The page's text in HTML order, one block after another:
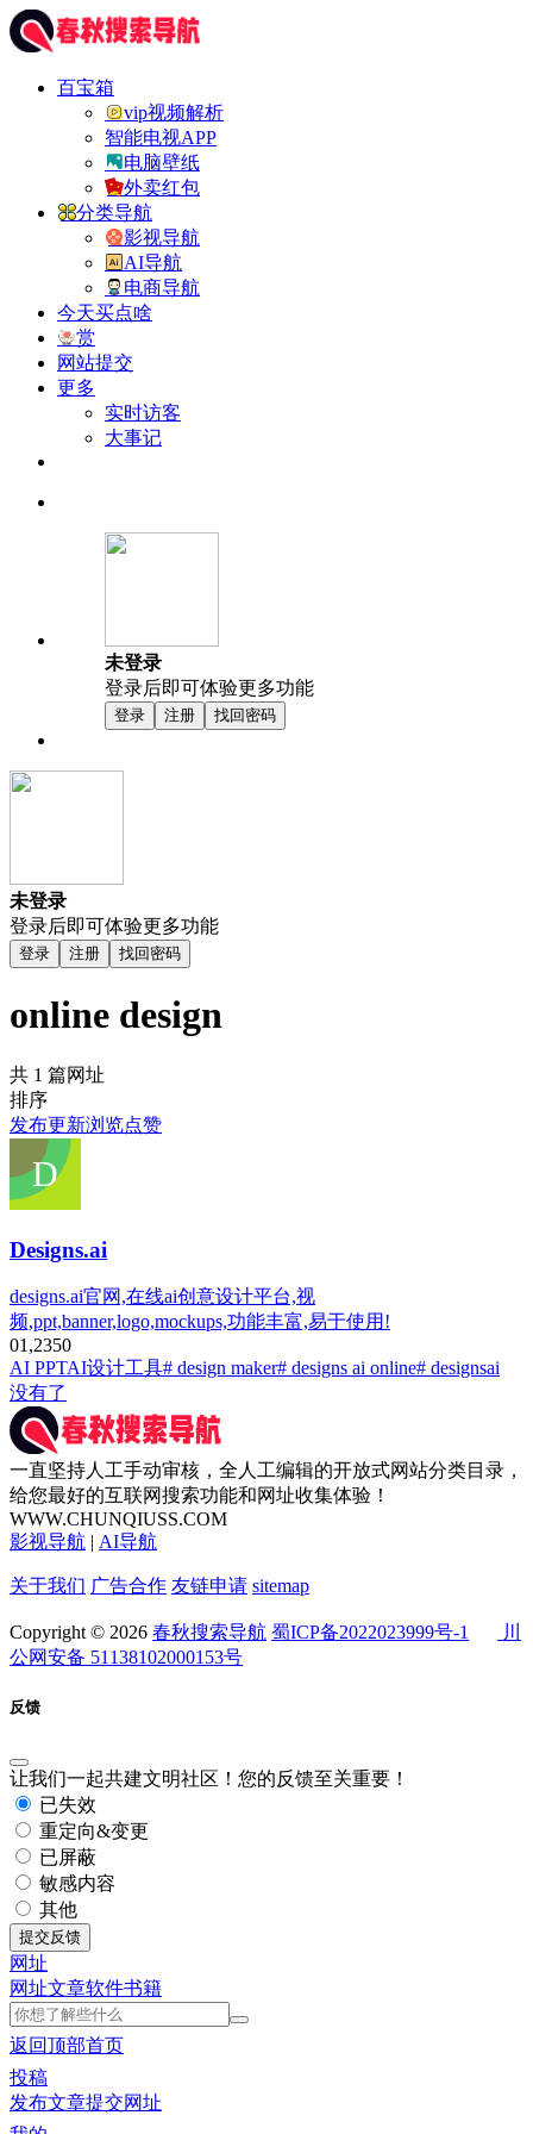
百宝箱
vip视频解析
智能电视APP
电脑壁纸
外卖红包
分类导航
影视导航
AI导航
电商导航
今天买点啥
赏
网站提交
更多
实时访客
大事记
未登录
登录后即可体验更多功能
登录 注册 找回密码
未登录
登录后即可体验更多功能
登录 注册 找回密码
online design
共 1 篇网址
排序
发布更新浏览点赞
Designs.ai
designs.ai官网,在线ai创意设计平台,视
频,ppt,banner,logo,mockups,功能丰富,易于使用!
01,2350
AI PPTAI设计工具# design maker# designs ai online# designsai
没有了
一直坚持人工手动审核，全人工编辑的开放式网站分类目录，
给您最好的互联网搜索功能和网址收集体验！
WWW.CHUNQIUSS.COM
影视导航 | AI导航
关于我们 广告合作 友链申请 sitemap
Copyright © 2026 春秋搜索导航 蜀ICP备2022023999号-1
川
公网安备 51138102000153号
反馈
让我们一起共建文明社区！您的反馈至关重要！
已失效
重定向&变更
已屏蔽
敏感内容
其他
提交反馈
网址
网址文章软件书籍
返回顶部首页
投稿
发布文章提交网址